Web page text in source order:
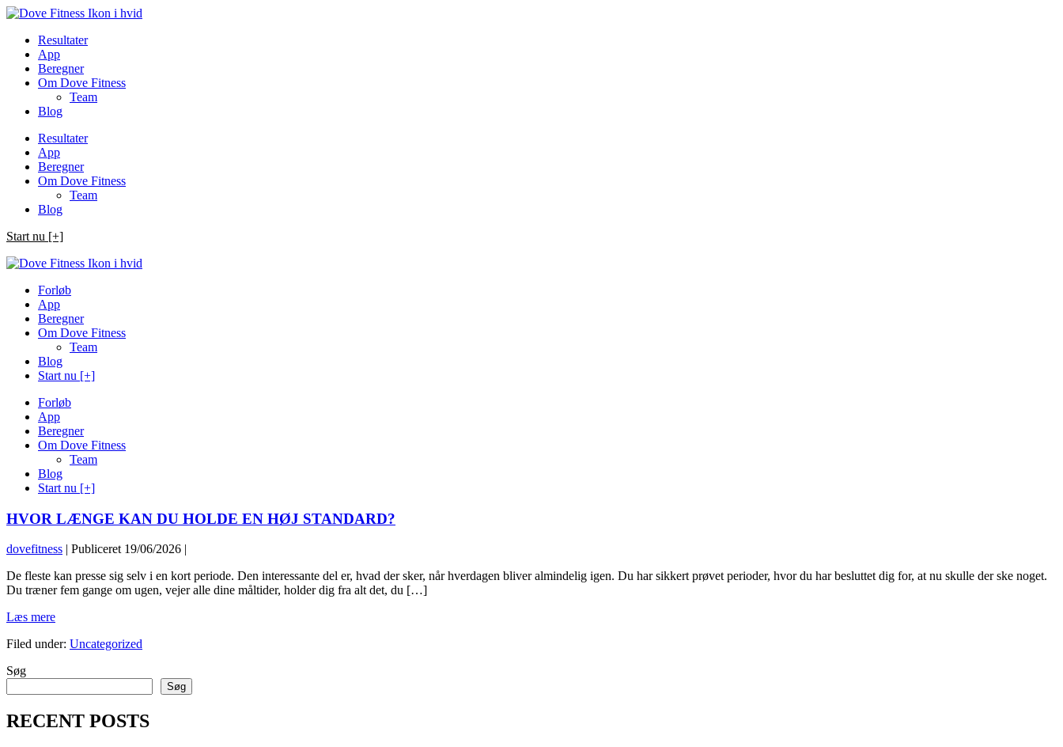
Spring
indholdResultater
App
Beregner
Om Dove Fitness
Team
Blog
Resultater
App
Beregner
Om Dove Fitness
Team
Blog
Start nu [+]
Forløb
App
Beregner
Om Dove Fitness
Team
Blog
Start nu [+]
Forløb
App
Beregner
Om Dove Fitness
Team
Blog
Start nu [+]
HVOR LÆNGE KAN DU HOLDE EN HØJ STANDARD?
dovefitness | Publiceret 19/06/2026 |
De fleste kan presse sig selv i en kort periode. Den interessante del er, hvad der sker, når hverdagen bliver almindelig igen. Du har sikkert prøvet perioder, hvor du har besluttet dig for, at nu skulle der ske noget.
Du træner fem gange om ugen, vejer alle dine måltider, holder dig fra alt det, du […]
Læs mereHVOR
KAN
STANDARD?
Filed under: Uncategorized
Søg
Søg
RECENT POSTS